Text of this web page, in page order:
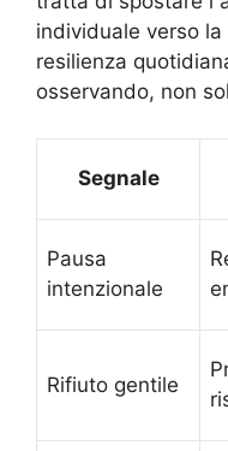
individuale verso
resilienza
osservando, non
Segnale
Pausa
intenzionale
Rifiuto gentile